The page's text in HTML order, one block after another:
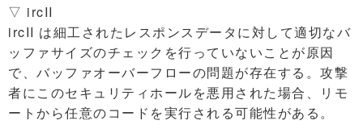
▽ ircII
ircII は細工されたレスポンスデータに対して適切なバ
ッファサイズのチェックを行っていないことが原因
で、バッファオーバーフローの問題が存在する。攻撃
者にこのセキュリティホールを悪用された場合、リモ
ートから任意のコードを実行される可能性がある。